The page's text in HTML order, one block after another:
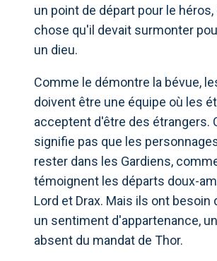
un point de départ pour le héros,
chose qu'il devait surmonter
un dieu.
Comme le démontre la bévue,
doivent être une équipe où les
acceptent d'être des étrangers.
signifie pas que les
rester dans les Gardiens,
témoignent les départs doux-
Lord et Drax. Mais ils ont besoin
un sentiment d'appartenance,
absent du mandat de Thor.